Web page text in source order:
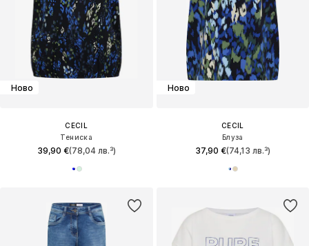
Ново
CECIL
Тениска
39,90 €(78,04 лв.³)
Ново
CECIL
Блуза
37,90 €(74,13 лв.³)